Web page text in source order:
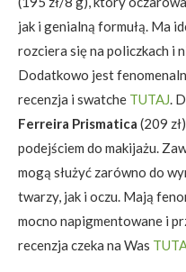
jak i genialną formułą. Ma
rozciera się na policzkach i
Dodatkowo jest
recenzja i swatche TUTAJ.
Ferreira Prismatica (209
podejściem do makijażu.
mogą służyć zarówno do
twarzy, jak i oczu. Mają
mocno napigmentowane i
recenzja czeka na Was